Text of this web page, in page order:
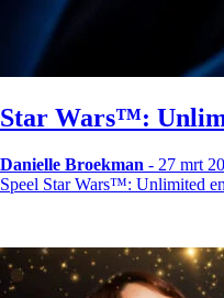
Star Wars™:
Danielle Broekman - 27 mrt
Speel Star Wars™: Unlimited